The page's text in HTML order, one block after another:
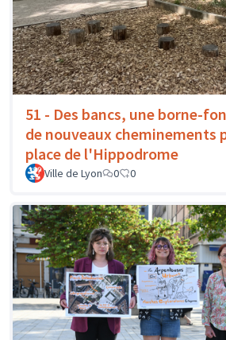
51 - Des bancs, une borne-
de nouveaux cheminements
place de l'Hippodrome
Ville de Lyon 0 0